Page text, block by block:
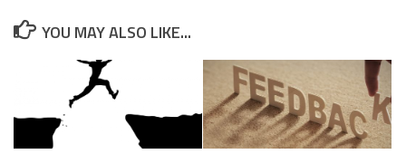
YOU MAY ALSO LIKE...